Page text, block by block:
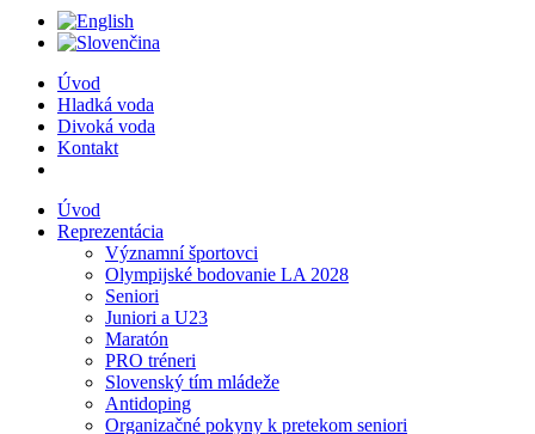
Úvod
Hladká voda
Divoká voda
Kontakt
Úvod
Reprezentácia
Významní športovci
Olympijské bodovanie LA 2028
Seniori
Juniori a U23
Maratón
PRO tréneri
Slovenský tím mládeže
Antidoping
Organizačné pokyny k pretekom seniori